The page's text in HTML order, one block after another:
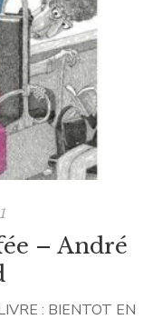
– André
: BIENTOT EN